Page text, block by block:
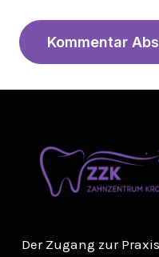
Der Zugang zur